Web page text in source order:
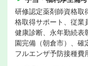
研修認定薬剤師資格取
格取得サポート、従業
健康診断、永年勤続表
園完備（朝倉市）、確
フルエンザ予防接種